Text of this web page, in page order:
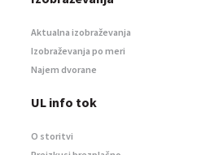
Aktualna izobraževanja
Izobraževanja po meri
Najem dvorane
UL info tok
O storitvi